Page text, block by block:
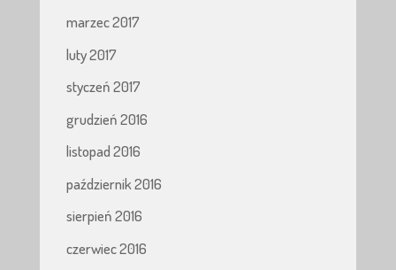
marzec 2017
luty 2017
styczeń 2017
grudzień 2016
listopad 2016
październik 2016
sierpień 2016
czerwiec 2016